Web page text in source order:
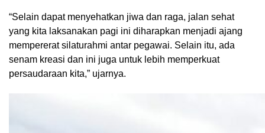
“Selain dapat menyehatkan jiwa dan raga, jalan sehat
yang kita laksanakan pagi ini diharapkan menjadi ajang
mempererat silaturahmi antar pegawai. Selain itu, ada
senam kreasi dan ini juga untuk lebih memperkuat
persaudaraan kita,” ujarnya.